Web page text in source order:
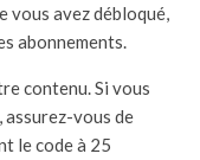
vous avez débloqué,
abonnements.
contenu. Si vous
vous de
le code à 25